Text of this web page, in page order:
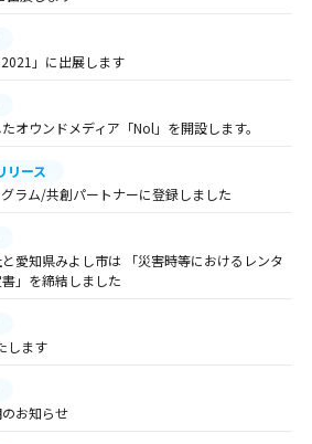
2021」に出展します
オウンドメディア「Nol」を開設します。
リース
グラム/共創パートナーに登録しました
愛知県みよし市は 「災害時等におけるレンタ
」を締結しました
します
のお知らせ